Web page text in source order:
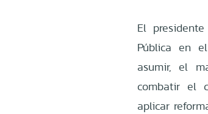
El
Pública en
asumir, el
combatir el
aplicar